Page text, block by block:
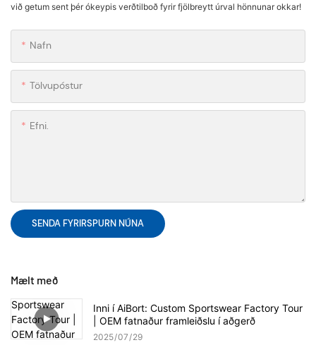
við getum sent þér ókeypis verðtilboð fyrir fjölbreytt úrval hönnunar okkar!
Nafn
Tölvupóstur
Efni.
SENDA FYRIRSPURN NÚNA
Mælt með
Inni í AiBort: Custom Sportswear Factory Tour
| OEM fatnaður framleiðslu í aðgerð
2025 07 29